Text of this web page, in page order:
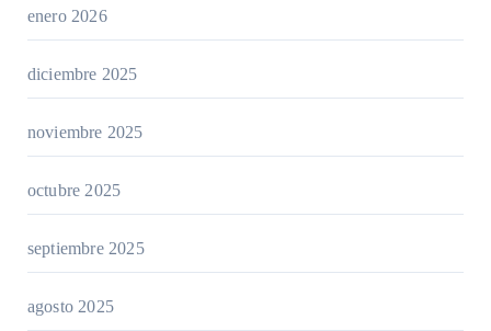
enero 2026
diciembre 2025
noviembre 2025
octubre 2025
septiembre 2025
agosto 2025